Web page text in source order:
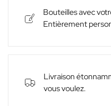
Bouteilles avec
Entièrement
Livraison
vous voulez.